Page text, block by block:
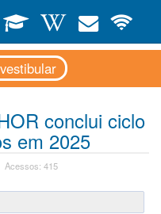
conclui ciclo
em 2025
Acessos: 415